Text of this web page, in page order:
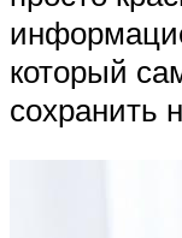
который
сохранить